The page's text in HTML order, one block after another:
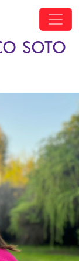
SOTO